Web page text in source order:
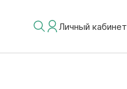
Личный кабинет